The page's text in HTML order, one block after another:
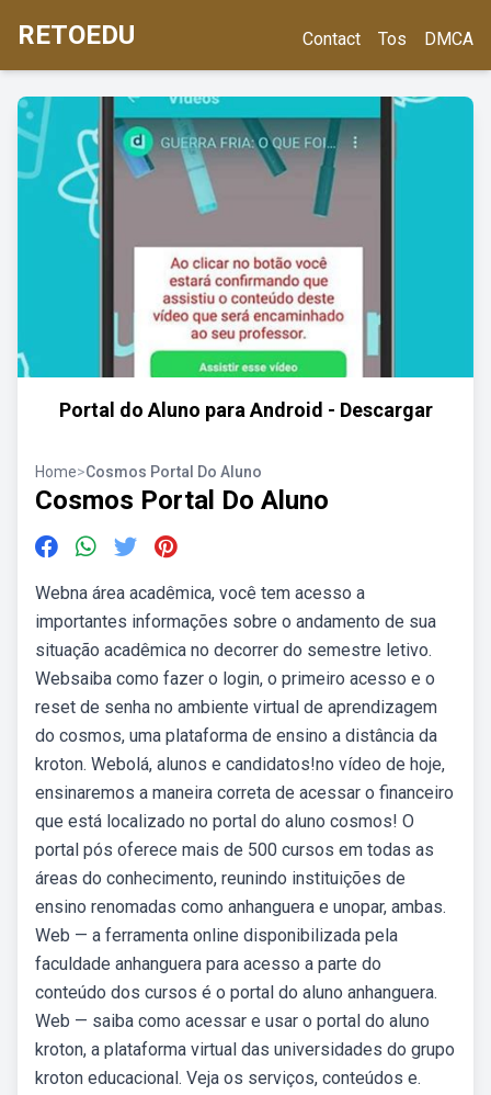
RETOEDU Contact Tos DMCA
Portal do Aluno para Android - Descargar
Home>Cosmos Portal Do Aluno
Cosmos Portal Do Aluno
Webna área acadêmica, você tem acesso a
importantes informações sobre o andamento de sua
situação acadêmica no decorrer do semestre letivo.
Websaiba como fazer o login, o primeiro acesso e o
reset de senha no ambiente virtual de aprendizagem
do cosmos, uma plataforma de ensino a distância da
kroton. Webolá, alunos e candidatos!no vídeo de hoje,
ensinaremos a maneira correta de acessar o financeiro
que está localizado no portal do aluno cosmos! O
portal pós oferece mais de 500 cursos em todas as
áreas do conhecimento, reunindo instituições de
ensino renomadas como anhanguera e unopar, ambas.
Web — a ferramenta online disponibilizada pela
faculdade anhanguera para acesso a parte do
conteúdo dos cursos é o portal do aluno anhanguera.
Web — saiba como acessar e usar o portal do aluno
kroton, a plataforma virtual das universidades do grupo
kroton educacional. Veja os serviços, conteúdos e.